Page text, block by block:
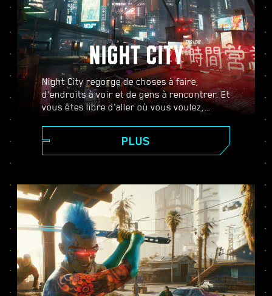
NIGHT CITY
Night City regorge de choses à faire,
d'endroits à voir et de gens à rencontrer. Et
vous êtes libre d'aller où vous voulez,
vastes étendues sauvages des Badlands,
Night City foisonne de secrets qui ne
PLUS